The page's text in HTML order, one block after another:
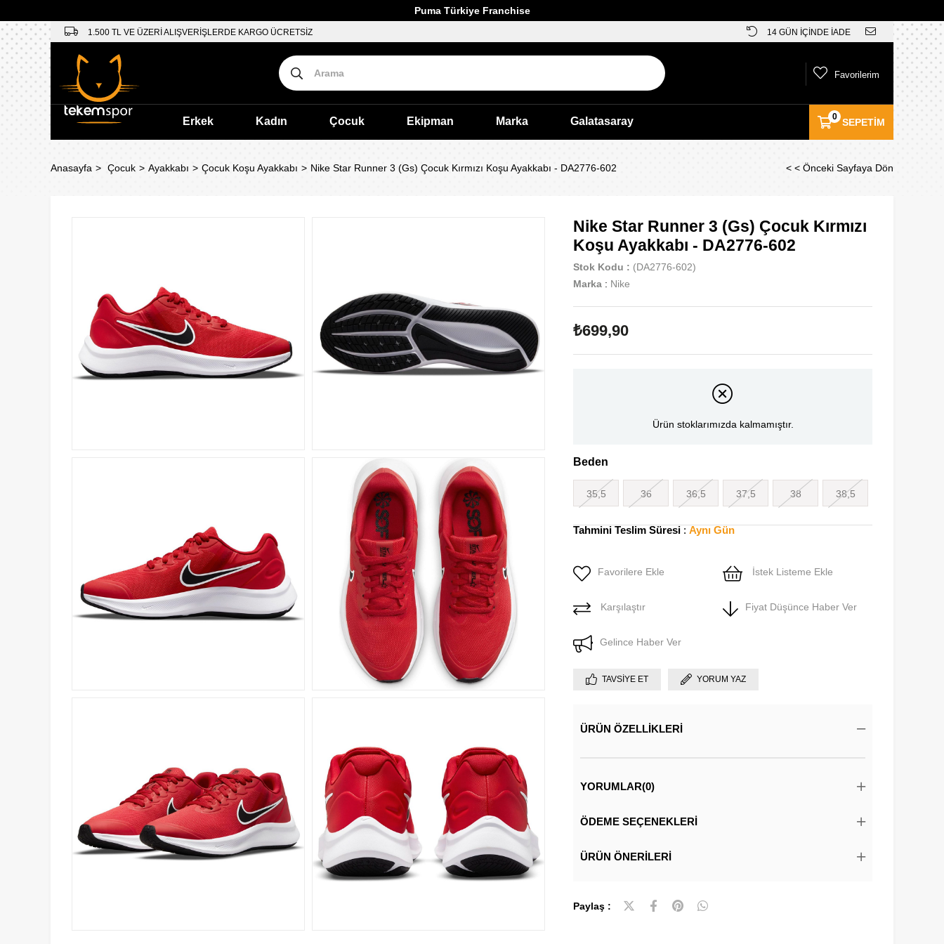
Puma Türkiye Franchise
1.500 TL VE ÜZERİ ALIŞVERİŞLERDE KARGO ÜCRETSİZ 14 GÜN İÇİNDE İADE
SEPETIM
0
Favorilerim
Erkek Kadın Çocuk Ekipman Marka Galatasaray
Anasayfa Çocuk Ayakkabı Çocuk Koşu Ayakkabı Nike Star Runner 3 (Gs) Çocuk Kırmızı Koşu Ayakkabı - DA2776-602 < < Önceki Sayfaya Dön
Nike Star Runner 3 (Gs) Çocuk Kırmızı
Koşu Ayakkabı - DA2776-602
Stok Kodu
(DA2776-602)
Marka : Nike
₺699,90
Ürün stoklarımızda kalmamıştır.
Beden
35,5 36 36,5 37,5 38 38,5
Tahmini Teslim Süresi : Aynı Gün
Favorilere Ekle İstek Listeme Ekle
Karşılaştır Fiyat Düşünce Haber Ver
Gelince Haber Ver
TAVSIYE ET YORUM YAZ
ÜRÜN ÖZELLIKLERI
YORUMLAR(0)
ÖDEME SEÇENEKLERI
ÜRÜN ÖNERILERI
Paylaş :